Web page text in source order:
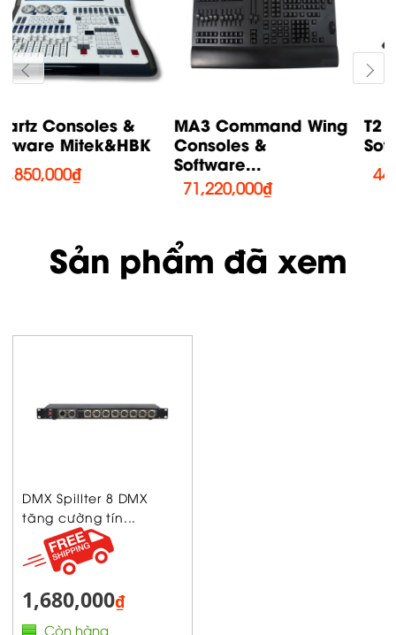
MA3 Command Wing
Consoles &
Software...
71,220,000
T2 Consoles &
Software Mitek&HBK
44,700,000
Sản phẩm đã xem
DMX Spillter 8 DMX
tăng cường tín...
1,680,000₫
Còn hàng